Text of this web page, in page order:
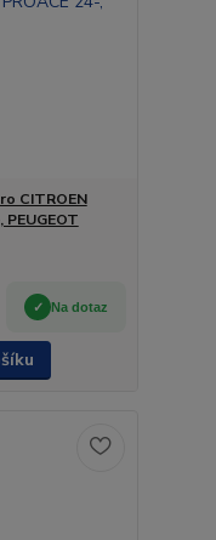
CITROEN
PEUGEOT
Na dotaz